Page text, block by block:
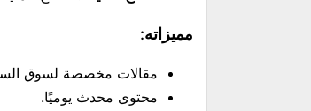
مميزاته:
مقالات مخصصة لسوق
محتوى محدث يوميًا.